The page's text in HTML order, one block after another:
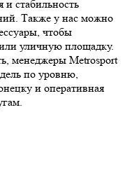
и стабильность
Также у нас можно
чтобы
уличную площадку.
менеджеры Metrosport
по уровню,
и оперативная